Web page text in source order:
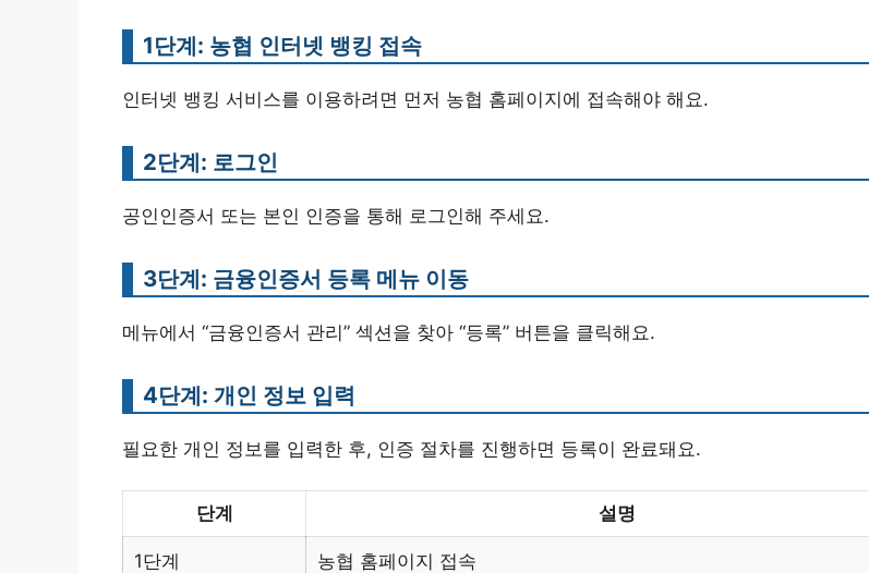
1단계: 농협 인터넷 뱅킹 접속
인터넷 뱅킹 서비스를 이용하려면 먼저 농협 홈페이지에 접속해야 해요.
2단계: 로그인
공인인증서 또는 본인 인증을 통해 로그인해 주세요.
3단계: 금융인증서 등록 메뉴 이동
메뉴에서 “금융인증서 관리” 섹션을 찾아 “등록” 버튼을 클릭해요.
4단계: 개인 정보 입력
필요한 개인 정보를 입력한 후, 인증 절차를 진행하면 등록이 완료돼요.
단계 설명
1단계 농협 홈페이지 접속